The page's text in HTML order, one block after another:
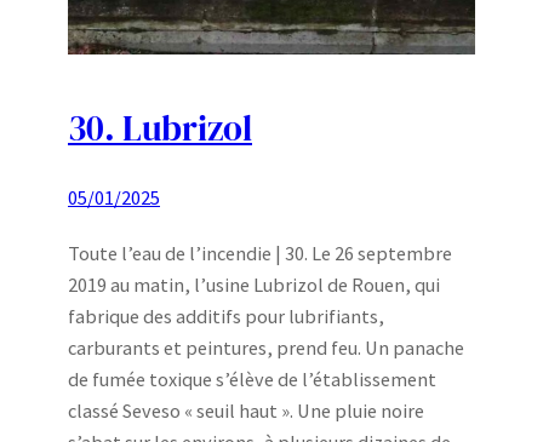
30. Lubrizol
05/01/2025
Toute l’eau de l’incendie | 30. Le 26 septembre
2019 au matin, l’usine Lubrizol de Rouen, qui
fabrique des additifs pour lubrifiants,
carburants et peintures, prend feu. Un panache
de fumée toxique s’élève de l’établissement
classé Seveso « seuil haut ». Une pluie noire